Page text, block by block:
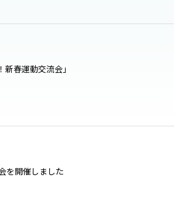
春運動交流会」
を開催しました